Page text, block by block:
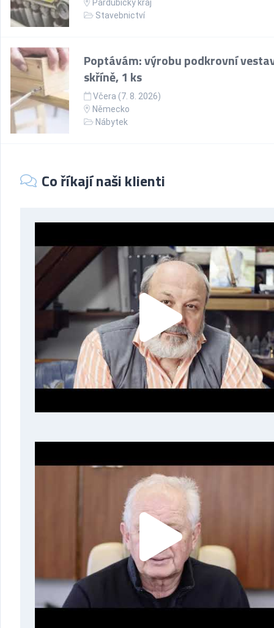
Pardubický kraj
Stavebnictví
Poptávám: výrobu podkrovní
skříně, 1 ks
Včera (7. 8. 2026)
Německo
Nábytek
Co říkají naši klienti